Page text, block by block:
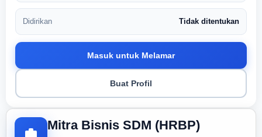
Mitra Bisnis SDM (HRBP)
Didirikan Tidak ditentukan
Masuk untuk Melamar
Buat Profil